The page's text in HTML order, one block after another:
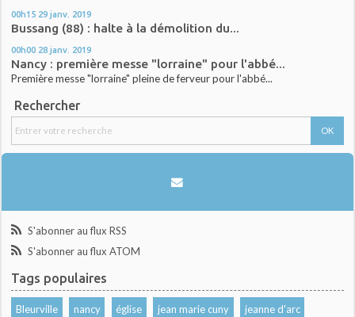
00h15 29 janv. 2019
Bussang (88) : halte à la démolition du...
00h00 28 janv. 2019
Nancy : première messe "lorraine" pour l'abbé...
Première messe "lorraine" pleine de ferveur pour l'abbé...
Rechercher
S'abonner au flux RSS
S'abonner au flux ATOM
Tags populaires
Bleurville nancy église jean marie cuny jeanne d'arc